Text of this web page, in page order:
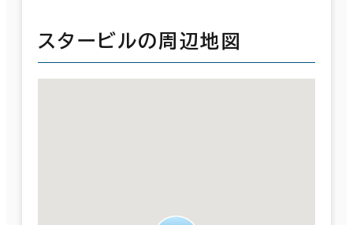
スタービルの周辺地図